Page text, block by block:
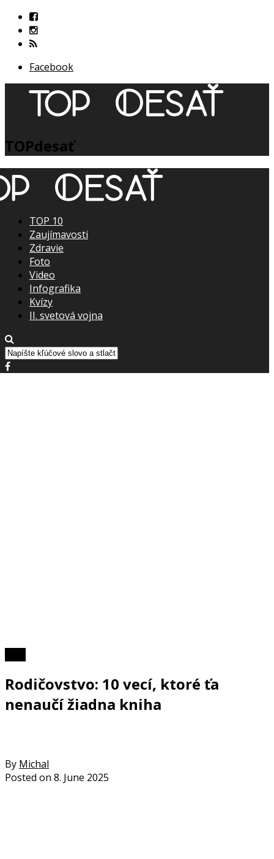
Facebook
TOPdesať
TOP 10
Zaujímavosti
Zdravie
Foto
Video
Infografika
Kvízy
II. svetová vojna
Rodičovstvo: 10 vecí, ktoré ťa
nenaučí žiadna kniha
By Michal
Posted on 8. June 2025